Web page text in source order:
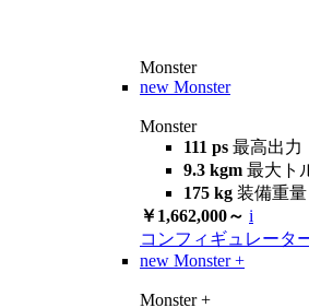
Monster
new Monster
Monster
111 ps 最高出力
9.3 kgm 最大ト
175 kg 装備重量
￥1,662,000～ i
コンフィギュレータ
new Monster +
Monster +